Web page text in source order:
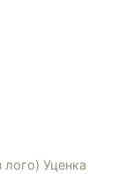
Уценка